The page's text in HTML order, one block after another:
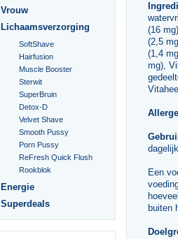
Vrouw
Lichaamsverzorging
SoftShave
Hairfusion
Muscle Booster
Sterwit
SuperBruin
Detox-D
Velvet Shave
Smooth Pussy
Porn Pussy
ReFresh Quick Flush
Rookblok
Energie
Superdeals
(16
(2,5
(1,4
mg),
Een
buiten